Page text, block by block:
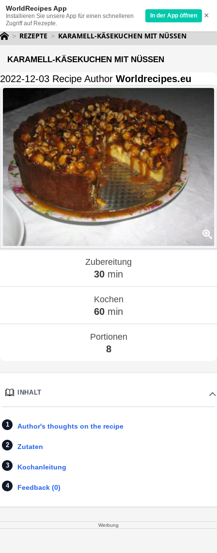
WorldRecipes App
Installieren Sie unsere App für einen schnelleren
Zugriff auf Rezepte.
In der App öffnen ×
REZEPTE KARAMELL-KÄSEKUCHEN MIT NÜSSEN
KARAMELL-KÄSEKUCHEN MIT NÜSSEN
2022-12-03 Recipe Author Worldrecipes.eu
Zubereitung
30 min
Kochen
60 min
Portionen
8
INHALT
Author's thoughts on the recipe
Zutaten
Kochanleitung
Feedback (0)
Werbung